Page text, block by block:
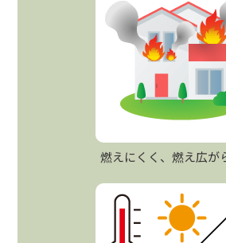
燃えにくく、燃え広が